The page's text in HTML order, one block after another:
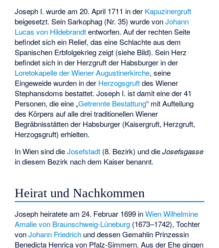
Joseph I. wurde am 20. April 1711 in der Kapuzinergruft
beigesetzt. Sein Sarkophag (Nr. 35) wurde vonJohann
Lucas von Hildebrandtentworfen. Auf der rechten Seite
befindet sich ein Relief, das eine Schlachte aus dem
Spanischen Erbfolgekrieg zeigt (siehe Bild). Sein Herz
befindet sich in der Herzgruft der Habsburger in der
Loretokapelle der Wiener Augustinerkirche, seine
Eingeweide wurden in der Herzogsgruftdes Wiener
Stephansdoms bestattet. Joseph I. ist damit eine der 41
Personen, die eine „Getrennte Bestattung“ mit Aufteilung
des Körpers auf alle drei traditionellen Wiener
Begräbnisstätten der Habsburger (Kaisergruft, Herzgruft,
Herzogsgruft) erhielten.
In Wien sind dieJosefstadt (8. Bezirk) und dieJosefsgasse
in diesem Bezirk nach dem Kaiser benannt.
Heirat und Nachkommen
Joseph heiratete am 24. Februar 1699 inWien Wilhelmine
Amalie von Braunschweig-Lüneburg (1673–1742), Tochter
vonJohann Friedrich und dessen Gemahlin Prinzessin
Benedicta Henrica von Pfalz-Simmern. Aus der Ehe gingen